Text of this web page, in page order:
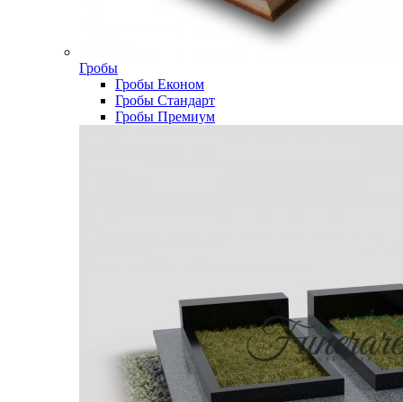
Гробы
Гробы Економ
Гробы Стандарт
Гробы Премиум